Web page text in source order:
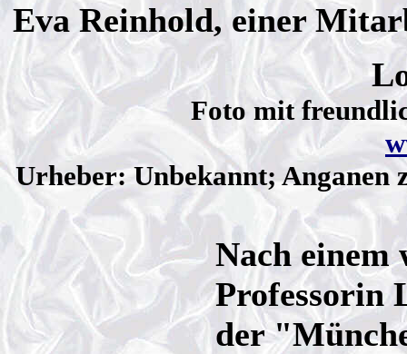
Eva Reinhold, einer
Foto mit
Urheber: Unbekannt; Anganen
Nach einem
Professorin
der